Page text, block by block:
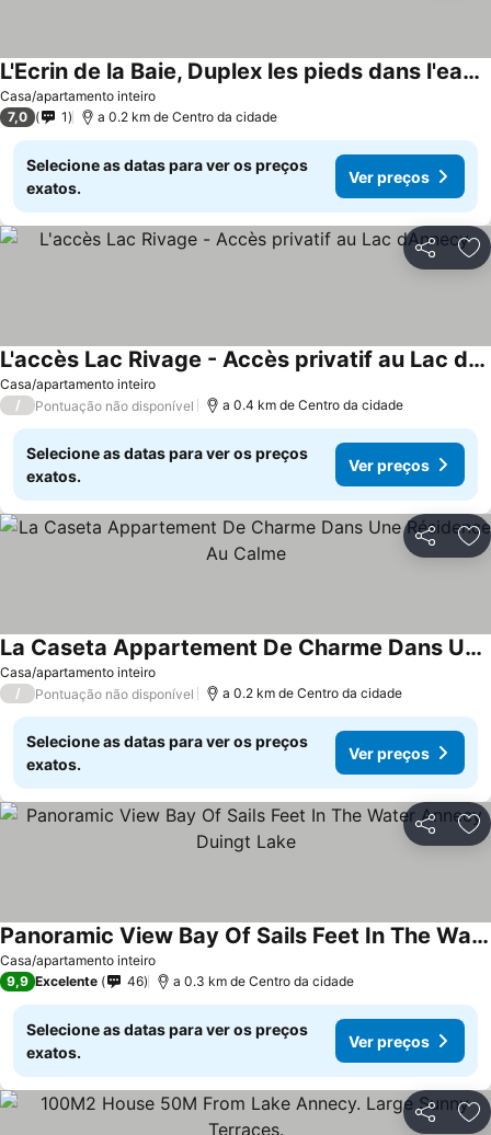
Casa/apartamento inteiro
L'Ecrin de la Baie, Duplex les pieds dans l'eau 6 Pers avec Parking & Plage Privée
Ver preços
7,0 1 a 0.2 km de Centro da cidade
Selecione as datas para ver os preços
exatos.
Ver preços
Partilhar
Casa/apartamento inteiro
L'accès Lac Rivage - Accès privatif au Lac dAnnecy
Ver preços
/ Pontuação não disponível a 0.4 km de Centro da cidade
Selecione as datas para ver os preços
exatos.
Ver preços
Partilhar
Casa/apartamento inteiro
La Caseta Appartement De Charme Dans Une Résidence Au Calme
Ver preços
/ Pontuação não disponível a 0.2 km de Centro da cidade
Selecione as datas para ver os preços
exatos.
Ver preços
Partilhar
Casa/apartamento inteiro
Panoramic View Bay Of Sails Feet In The Water Annecy Duingt Lake
Ver preços
9,9 Excelente 46 a 0.3 km de Centro da cidade
Selecione as datas para ver os preços
exatos.
Ver preços
Partilhar